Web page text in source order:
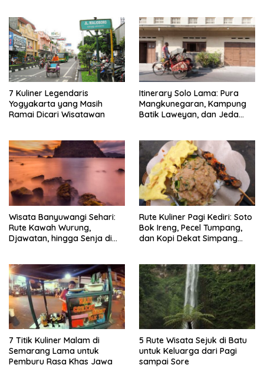
7 Kuliner Legendaris
Yogyakarta yang Masih
Ramai Dicari Wisatawan
Itinerary Solo Lama: Pura
Mangkunegaran, Kampung
Batik Laweyan, dan Jeda
Wisata Banyuwangi Sehari:
Rute Kawah Wurung,
Djawatan, hingga Senja di
Rute Kuliner Pagi Kediri: Soto
Bok Ireng, Pecel Tumpang,
dan Kopi Dekat Simpang
7 Titik Kuliner Malam di
Semarang Lama untuk
Pemburu Rasa Khas Jawa
5 Rute Wisata Sejuk di Batu
untuk Keluarga dari Pagi
sampai Sore